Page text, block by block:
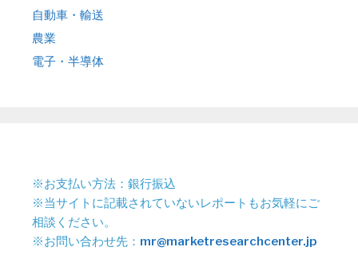
自動車・輸送
農業
電子・半導体
※お支払い方法：銀行振込
※当サイトに記載されていないレポートもお気軽にご
相談ください。
※お問い合わせ先： mr@marketresearchcenter.jp